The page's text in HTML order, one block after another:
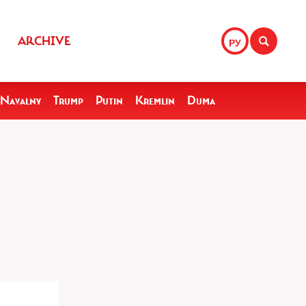
РУ
ARCHIVE
Navalny Trump Putin Kremlin Duma